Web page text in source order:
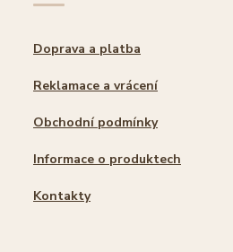
Doprava a platba
Reklamace a vrácení
Obchodní podmínky
Informace o produktech
Kontakty